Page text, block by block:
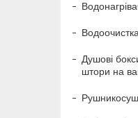
Водоочистка
Душові
штори на